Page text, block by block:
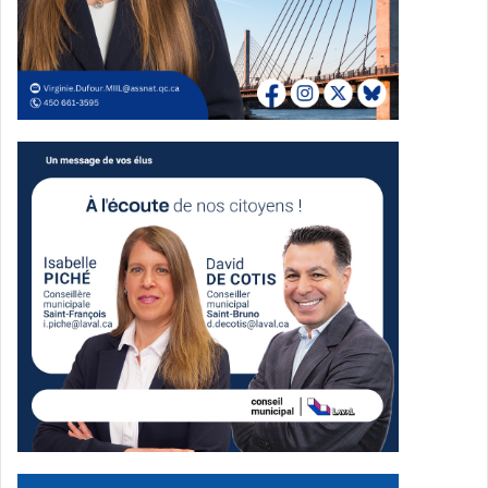
Antoine Menassa Sonia BaudelotCharles Milliard candidat
à la chefferie au PLQ et Abir Chamoun source AGMMCL
Charles Milliard a expliqué les motifs de sa candidature :
Renouveau politique
: insuffler une vision audacieuse
pour le PLQ
Investir dans les PME:Les PME font vivre les régions
selon Charles Milliard et i
Soins aux aînés et santé mentale : renforcer
l’accompagnement des personnes âgées isolées et
des jeunes en proie à l’anxiété.
Accent sur les régions: « Je suis un gars des